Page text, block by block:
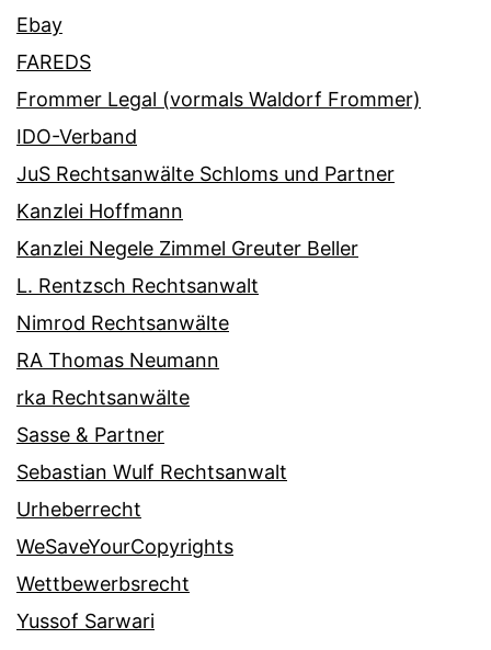
Ebay
FAREDS
Frommer Legal (vormals Waldorf Frommer)
IDO-Verband
JuS Rechtsanwälte Schloms und Partner
Kanzlei Hoffmann
Kanzlei Negele Zimmel Greuter Beller
L. Rentzsch Rechtsanwalt
Nimrod Rechtsanwälte
RA Thomas Neumann
rka Rechtsanwälte
Sasse & Partner
Sebastian Wulf Rechtsanwalt
Urheberrecht
WeSaveYourCopyrights
Wettbewerbsrecht
Yussof Sarwari